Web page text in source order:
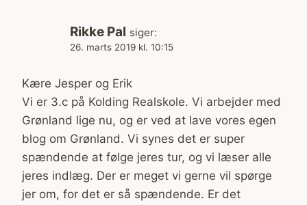
Rikke Pal siger:
26. marts 2019 kl. 10:15
Kære Jesper og Erik
Vi er 3.c på Kolding Realskole. Vi arbejder med
Grønland lige nu, og er ved at lave vores egen
blog om Grønland. Vi synes det er super
spændende at følge jeres tur, og vi læser alle
jeres indlæg. Der er meget vi gerne vil spørge
jer om, for det er så spændende. Er det